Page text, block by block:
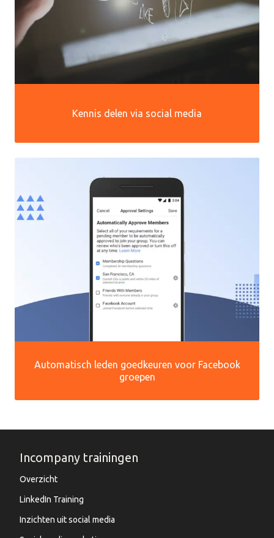
Kennis delen via social media
Automatisch leden goedkeuren voor Facebook
groepen
Incompany trainingen
Overzicht
LinkedIn Training
Inzichten uit social media